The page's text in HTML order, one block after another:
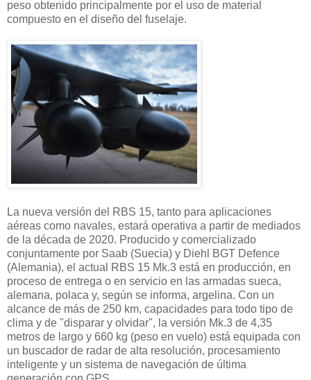
peso obtenido principalmente por el uso de material
compuesto en el diseño del fuselaje.
La nueva versión del RBS 15, tanto para aplicaciones
aéreas como navales, estará operativa a partir de mediados
de la década de 2020. Producido y comercializado
conjuntamente por Saab (Suecia) y Diehl BGT Defence
(Alemania), el actual RBS 15 Mk.3 está en producción, en
proceso de entrega o en servicio en las armadas sueca,
alemana, polaca y, según se informa, argelina. Con un
alcance de más de 250 km, capacidades para todo tipo de
clima y de "disparar y olvidar", la versión Mk.3 de 4,35
metros de largo y 660 kg (peso en vuelo) está equipada con
un buscador de radar de alta resolución, procesamiento
inteligente y un sistema de navegación de última